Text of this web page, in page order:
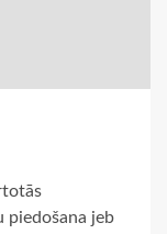
piedošana jeb